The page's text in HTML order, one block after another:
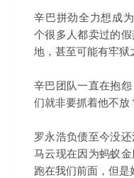
辛巴拼劲全力想成
个很多人都卖过的
地，甚至可能有牢狱
辛巴团队一直在抱
们就非要抓着他不放
罗永浩负债至今没
马云现在因为蚂蚁
跑在我们前面，但是